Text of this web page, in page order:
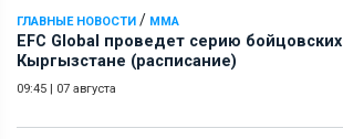
ГЛАВНЫЕ НОВОСТИ / ММА
EFC Global проведет серию
Кыргызстане (расписание)
09:45 | 07 августа